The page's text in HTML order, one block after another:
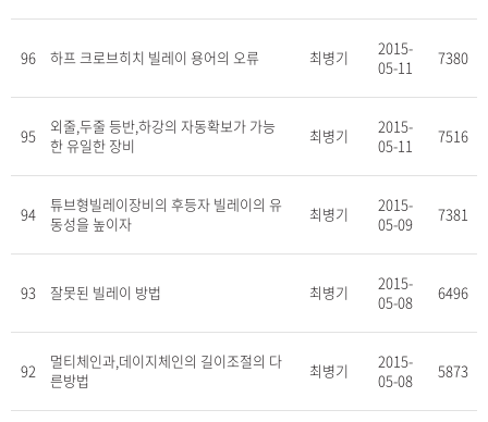
96 하프 크로브히치 빌레이 용어의 오류 최병기
2015-
05-11
7380
95
외줄,두줄 등반,하강의 자동확보가 가능
한 유일한 장비
최병기
2015-
05-11
7516
94
튜브형빌레이장비의 후등자 빌레이의 유
동성을 높이자
최병기
2015-
05-09
7381
93 잘못된 빌레이 방법 최병기
2015-
05-08
6496
92
멀티체인과,데이지체인의 길이조절의 다
른방법
최병기
2015-
05-08
5873